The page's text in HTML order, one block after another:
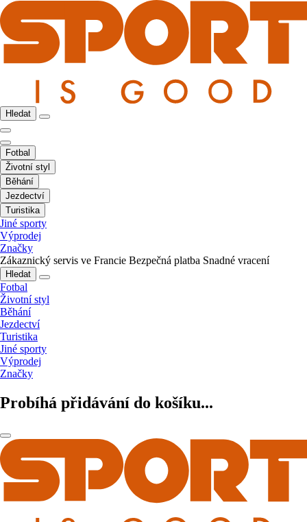
Hledat
Fotbal
Životní styl
Běhání
Jezdectví
Turistika
Jiné sporty
Výprodej
Značky
Zákaznický servis ve Francie Bezpečná platba Snadné vracení
Hledat
Fotbal
Životní styl
Běhání
Jezdectví
Turistika
Jiné sporty
Výprodej
Značky
Probíhá přidávání do košíku...